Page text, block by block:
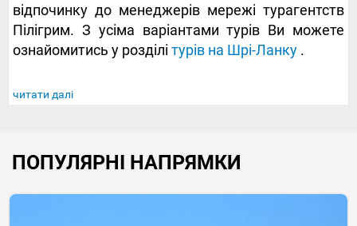
відпочинку до менеджерів мережі турагентств
Пілігрим. З усіма варіантами турів Ви можете
ознайомитись у розділі турів на Шрі-Ланку .
читати далі
ПОПУЛЯРНІ НАПРЯМКИ